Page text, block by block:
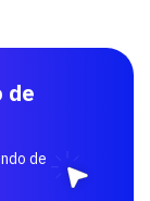
de
de